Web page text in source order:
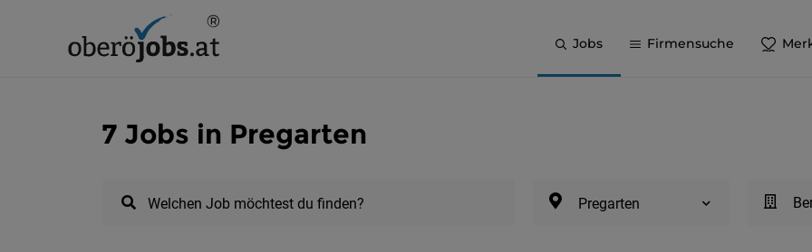
Jobs Firmensuche
7 Jobs in Pregarten
Welchen Job möchtest du finden? Pregarten